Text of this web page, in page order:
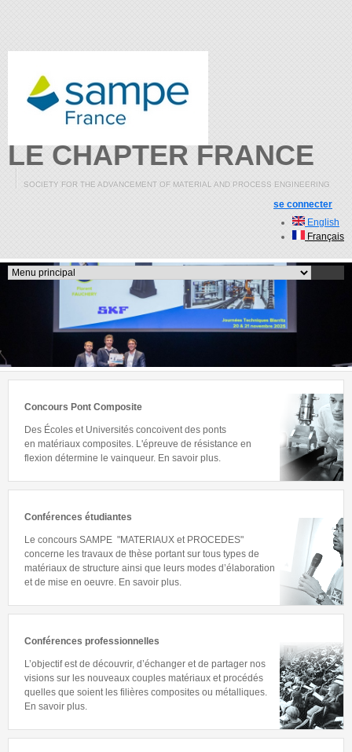
LE CHAPTER FRANCE
SOCIETY FOR THE ADVANCEMENT OF MATERIAL AND PROCESS ENGINEERING
se connecter
English
Français
Menu principal
Concours Pont Composite
Des Écoles et Universités concoivent des ponts
en matériaux composites. L'épreuve de résistance en
flexion détermine le vainqueur. En savoir plus.
Conférences étudiantes
Le concours SAMPE "MATERIAUX et PROCEDES"
concerne les travaux de thèse portant sur tous types de
matériaux de structure ainsi que leurs modes d’élaboration
et de mise en oeuvre. En savoir plus.
Conférences professionnelles
L’objectif est de découvrir, d’échanger et de partager nos
visions sur les nouveaux couples matériaux et procédés
quelles que soient les filières composites ou métalliques.
En savoir plus.